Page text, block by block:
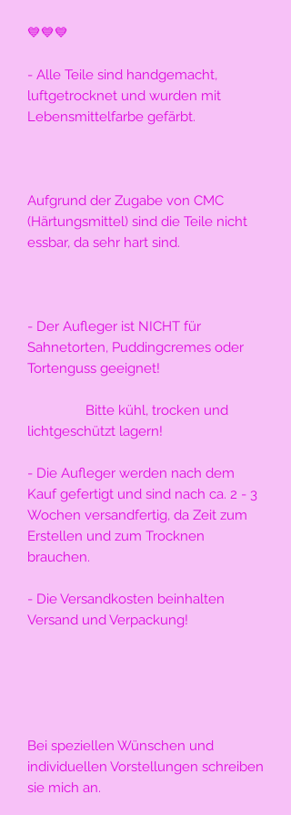
💙💙💙
- Alle Teile sind handgemacht,
luftgetrocknet und wurden mit
Lebensmittelfarbe gefärbt.
Aufgrund der Zugabe von CMC
(Härtungsmittel) sind die Teile nicht
essbar, da sehr hart sind.
- Der Aufleger ist NICHT für
Sahnetorten, Puddingcremes oder
Tortenguss geeignet!
lichtgeschützt lagern!
- Die Aufleger werden nach dem
Kauf gefertigt und sind nach ca. 2 - 3
Wochen versandfertig, da Zeit zum
Erstellen und zum Trocknen
brauchen.
- Die Versandkosten beinhalten
Versand und Verpackung!
Bei speziellen Wünschen und
individuellen Vorstellungen schreiben
sie mich an.